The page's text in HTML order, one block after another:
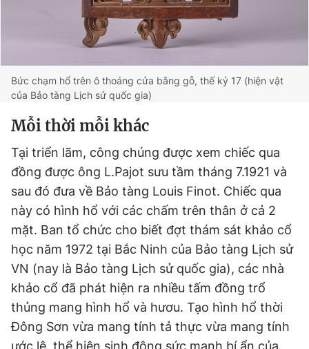
Bức chạm hổ trên ô thoáng cửa bằng gỗ, thế kỷ 17 (hiện vật
của Bảo tàng Lịch sử quốc gia)
Mỗi thời mỗi khác
Tại triển lãm, công chúng được xem chiếc qua
đồng được ông L.Pajot sưu tầm tháng 7.1921 và
sau đó đưa về Bảo tàng Louis Finot. Chiếc qua
này có hình hổ với các chấm trên thân ở cả 2
mặt. Ban tổ chức cho biết đợt thám sát khảo cổ
học năm 1972 tại Bắc Ninh của Bảo tàng Lịch sử
VN (nay là Bảo tàng Lịch sử quốc gia), các nhà
khảo cổ đã phát hiện ra nhiều tấm đồng trổ
thủng mang hình hổ và hươu. Tạo hình hổ thời
Đông Sơn vừa mang tính tả thực vừa mang tính
ước lệ, thể hiện sinh động sức mạnh bí ẩn của